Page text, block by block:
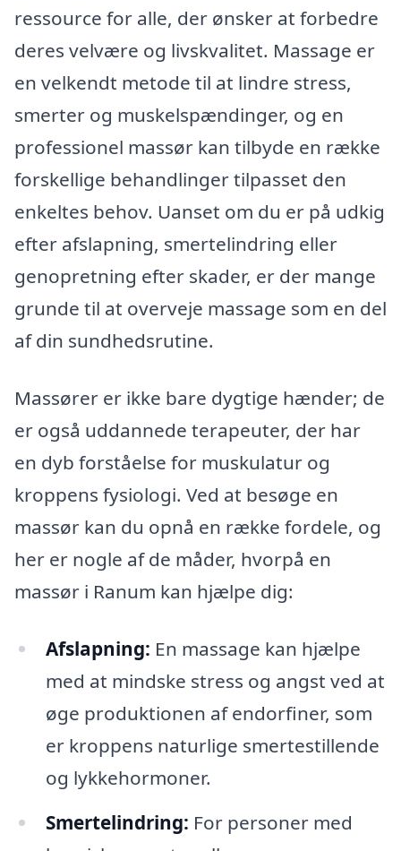
ressource for alle, der ønsker at forbedre
deres velvære og livskvalitet. Massage er
en velkendt metode til at lindre stress,
smerter og muskelspændinger, og en
professionel massør kan tilbyde en række
forskellige behandlinger tilpasset den
enkeltes behov. Uanset om du er på udkig
efter afslapning, smertelindring eller
genopretning efter skader, er der mange
grunde til at overveje massage som en del
af din sundhedsrutine.
Massører er ikke bare dygtige hænder; de
er også uddannede terapeuter, der har
en dyb forståelse for muskulatur og
kroppens fysiologi. Ved at besøge en
massør kan du opnå en række fordele, og
her er nogle af de måder, hvorpå en
massør i Ranum kan hjælpe dig:
Afslapning: En massage kan hjælpe
med at mindske stress og angst ved at
øge produktionen af endorfiner, som
er kroppens naturlige smertestillende
og lykkehormoner.
Smertelindring: For personer med